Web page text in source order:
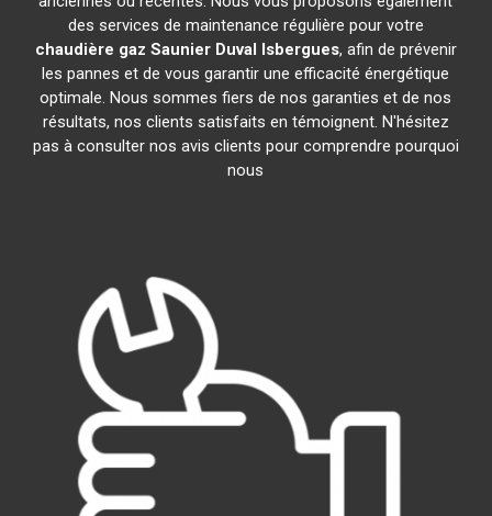
des services de maintenance régulière pour votre
chaudière gaz Saunier Duval Isbergues, afin de prévenir
les pannes et de vous garantir une efficacité énergétique
optimale. Nous sommes fiers de nos garanties et de nos
résultats, nos clients satisfaits en témoignent. N'hésitez
pas à consulter nos avis clients pour comprendre pourquoi
nous